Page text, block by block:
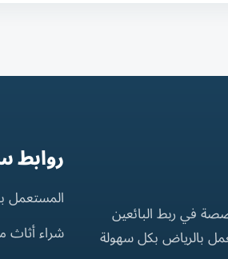
في ربط البائعين
بالرياض بكل سهولة
روابط
المستعمل
شراء أثاث